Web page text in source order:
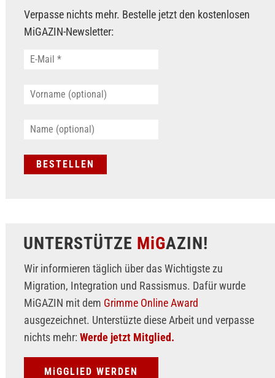
Verpasse nichts mehr. Bestelle jetzt den kostenlosen
MiGAZIN-Newsletter:
UNTERSTÜTZE MiGAZIN!
Wir informieren täglich über das Wichtigste zu
Migration, Integration und Rassismus. Dafür wurde
MiGAZIN mit dem Grimme Online Award
ausgezeichnet. Unterstüzte diese Arbeit und verpasse
nichts mehr: Werde jetzt Mitglied.
MiGGLIED WERDEN